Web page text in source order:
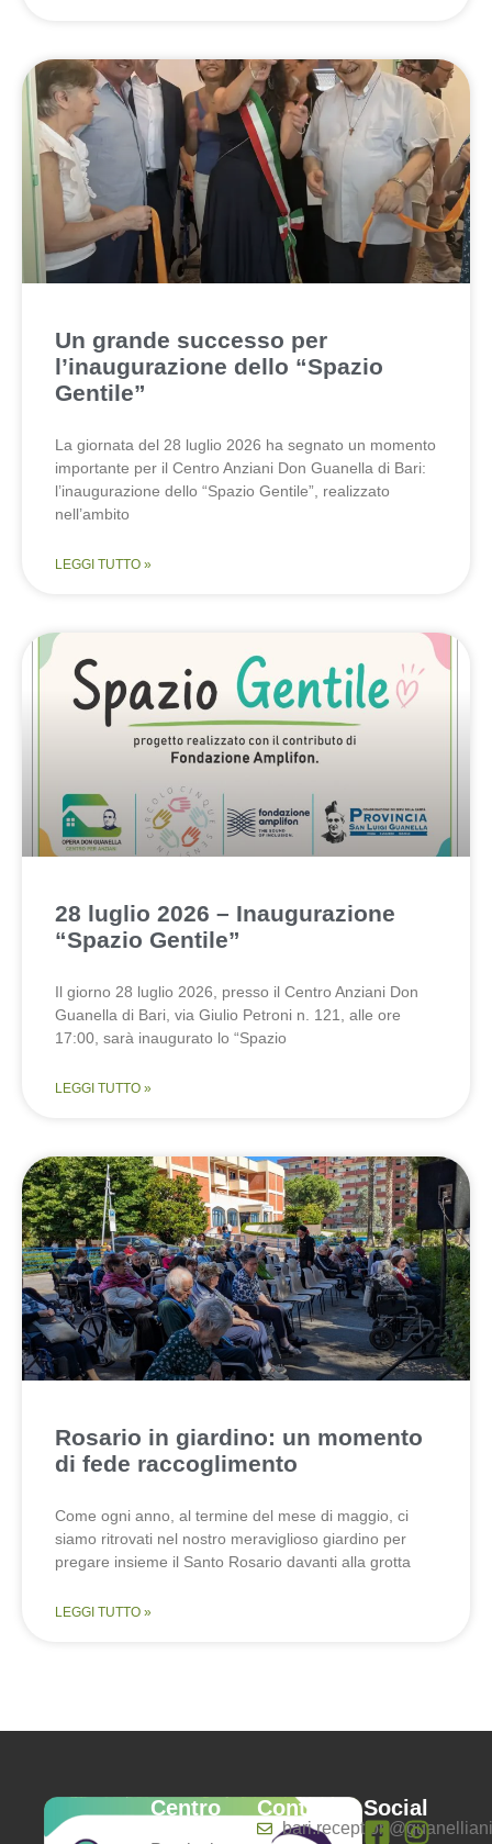
Un grande successo per
l’inaugurazione dello “Spazio
Gentile”
La giornata del 28 luglio 2026 ha segnato un momento
importante per il Centro Anziani Don Guanella di Bari:
l’inaugurazione dello “Spazio Gentile”, realizzato
nell’ambito
LEGGI TUTTO »
28 luglio 2026 – Inaugurazione
“Spazio Gentile”
Il giorno 28 luglio 2026, presso il Centro Anziani Don
Guanella di Bari, via Giulio Petroni n. 121, alle ore
17:00, sarà inaugurato lo “Spazio
LEGGI TUTTO »
Rosario in giardino: un momento
di fede raccoglimento
Come ogni anno, al termine del mese di maggio, ci
siamo ritrovati nel nostro meraviglioso giardino per
pregare insieme il Santo Rosario davanti alla grotta
LEGGI TUTTO »
Centro
Contatti Social